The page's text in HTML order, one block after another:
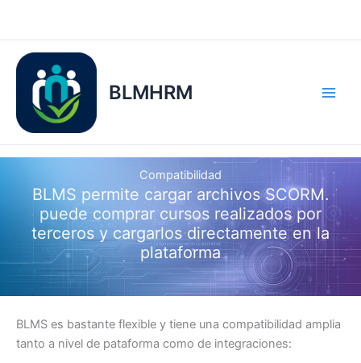
BLMHRM
Compatibilidad
BLMS permite cargar archivos SCORM.
puede comprar cursos realizados por
terceros y cargarlos directamente en la
plataforma
BLMS es bastante flexible y tiene una compatibilidad amplia
tanto a nivel de pataforma como de integraciones: